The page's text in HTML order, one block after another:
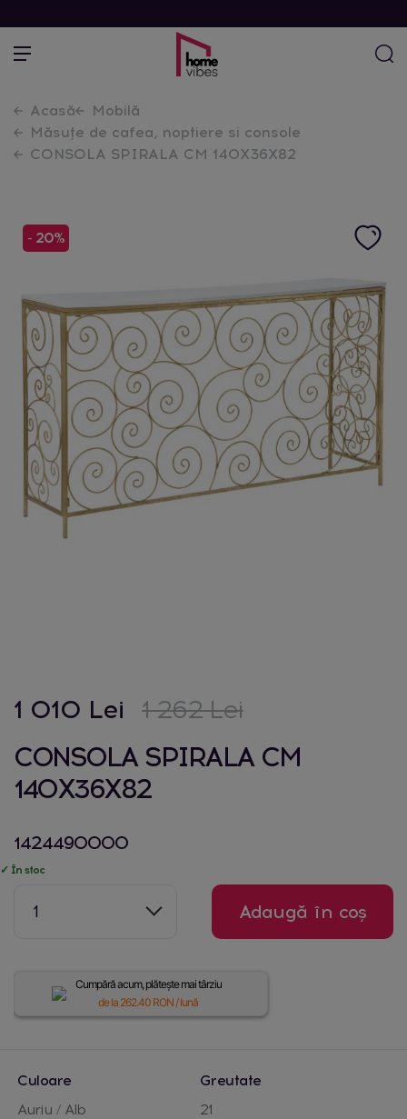
Acasă
Mobilă
Măsuțe de cafea, noptiere si console
CONSOLA SPIRALA CM 140X36X82
- 20%
1 010 Lei 1 262 Lei
CONSOLA SPIRALA CM
140X36X82
1424490000
✓ În stoc
1 Adaugă în coș
Cumpără acum, plătește mai târziu
de la 262.40 RON / lună
Culoare
Auriu / Alb
Greutate
21